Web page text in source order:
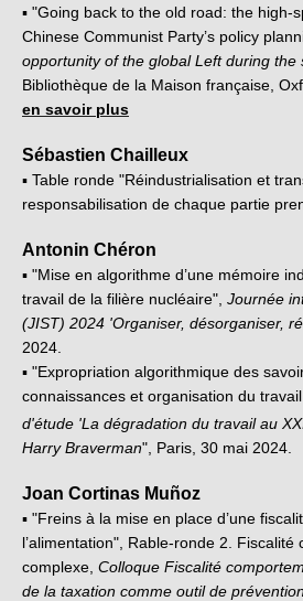
▪ "Going back to the old road: the high-
Chinese Communist Party’s policy
opportunity of the global Left during the
Bibliothèque de la Maison française,
en savoir plus
Sébastien Chailleux
▪ Table ronde "Réindustrialisation et
responsabilisation de chaque partie
Antonin Chéron
▪ "Mise en algorithme d’une mémoire
travail de la filière nucléaire", Journée
(JIST) 2024 'Organiser, désorganiser,
2024.
▪ "Expropriation algorithmique des
connaissances et organisation du
d'étude 'La dégradation du travail au
Harry Braverman", Paris, 30 mai 2024.
Joan Cortinas Muñoz
▪ "Freins à la mise en place d’une
l’alimentation", Rable-ronde 2.
complexe, Colloque Fiscalité
de la taxation comme outil de